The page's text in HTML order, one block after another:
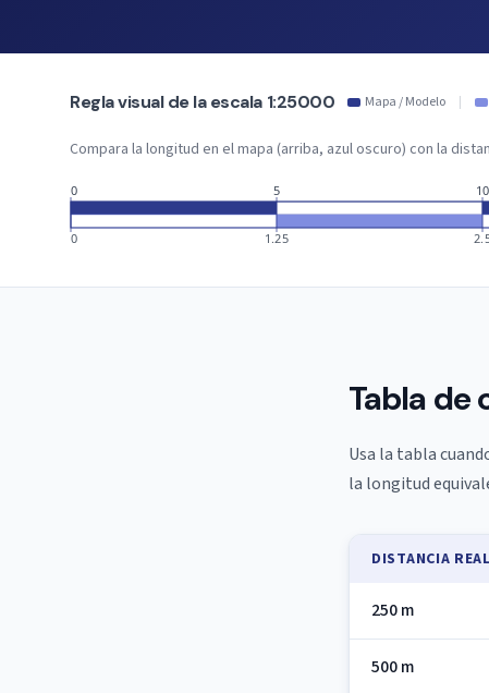
Regla visual de la escala 1:25000 Mapa / Modelo |
Compara la longitud en el mapa (arriba, azul oscuro) con la
0
0
5
1.25
10
Tabla de
Usa la tabla
la longitud
DISTANCIA REAL
250 m
500 m